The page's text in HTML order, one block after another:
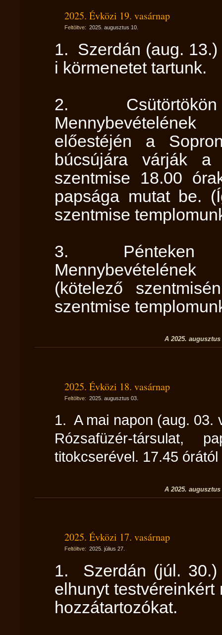
2025. Évközi 19. vasárnap
Feltöltve: 2025. augusztus 10.
1. Szerdán (aug.
i körmenetet tartunk.
2.
előestéjén a
búcsújára várják
szentmise 18.00
papsága mutat be.
szentmise
3. Pénteken
(kötelező
szentmise
A 2025.
2025. Évközi 18. vasárnap
Feltöltve: 2025. augusztus 03.
1. A mai napon (aug. 03.
Rózsafüzér-társulat,
titokcserével. 17.45
A 2025.
2025. Évközi 17. vasárnap
Feltöltve: 2025. július 27.
1. Szerdán (júl. 30.)
elhunyt
hozzátartozókat.